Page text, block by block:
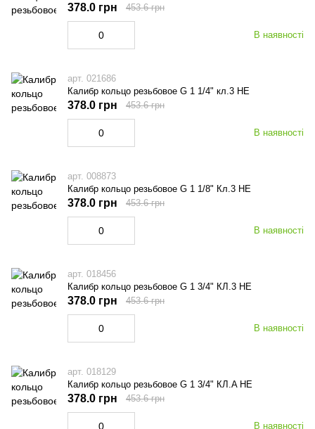
В наявності
378.0 грн 453.6 грн
арт. 021686
Калибр кольцо резьбовое G 1 1/4" кл.3 НЕ
В наявності
378.0 грн 453.6 грн
арт. 008873
Калибр кольцо резьбовое G 1 1/8" Кл.3 НЕ
В наявності
378.0 грн 453.6 грн
арт. 018456
Калибр кольцо резьбовое G 1 3/4" КЛ.3 НЕ
В наявності
378.0 грн 453.6 грн
арт. 018129
Калибр кольцо резьбовое G 1 3/4" КЛ.A НЕ
В наявності
378.0 грн 453.6 грн